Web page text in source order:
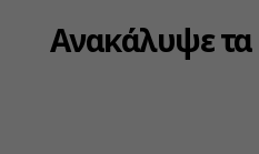
Ανακάλυψε τα